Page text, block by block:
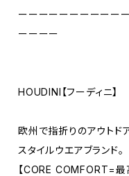
ーーーーーーーーーー
ーーーー
HOUDINI【フーディニ】
欧州で指折りのアウトド
スタイルウエアブランド。
【CORE COMFORT=最